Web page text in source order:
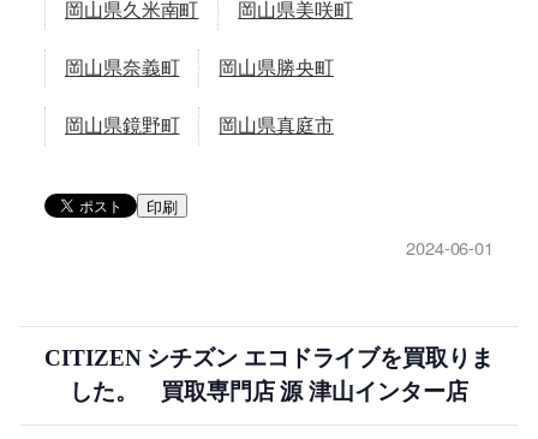
岡山県久米南町 岡山県美咲町
岡山県奈義町 岡山県勝央町
岡山県鏡野町 岡山県真庭市
印刷
2024-06-01
CITIZEN シチズン エコドライブを買取りま
した。 買取専門店 源 津山インター店